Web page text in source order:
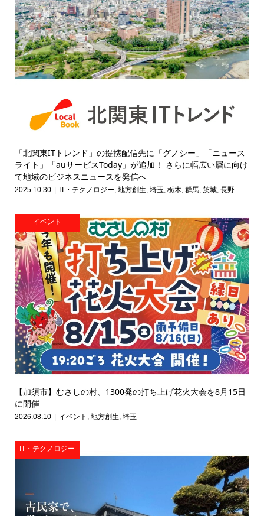
「北関東ITトレンド」の提携配信先に「グノシー」「ニュース
ライト」「auサービスToday」が追加！ さらに幅広い層に向け
て地域のビジネスニュースを発信へ
2025.10.30 IT・テクノロジー, 地方創生, 埼玉, 栃木, 群馬, 茨城, 長野
イベント
【加須市】むさしの村、1300発の打ち上げ花火大会を8月15日
に開催
2026.08.10 イベント , 地方創生, 埼玉
IT・テクノロジー